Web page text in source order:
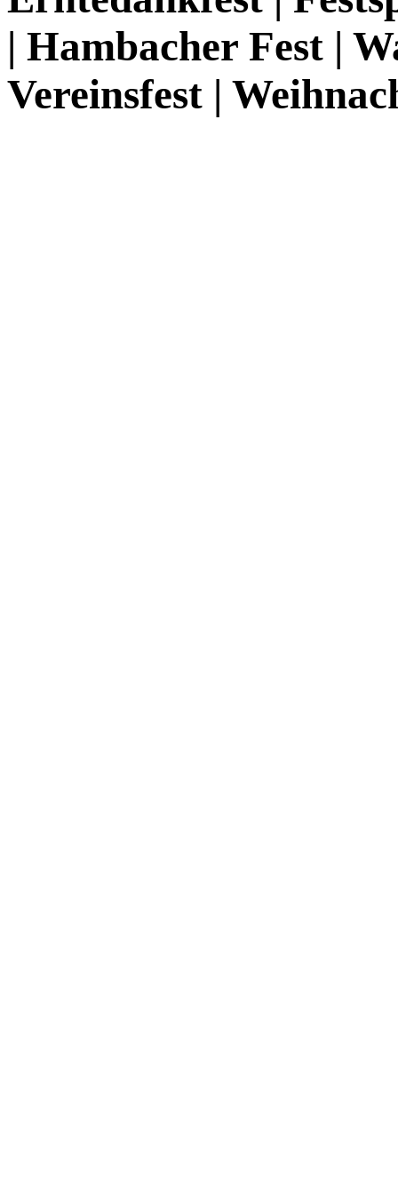
| Hambacher Fest |
Vereinsfest |